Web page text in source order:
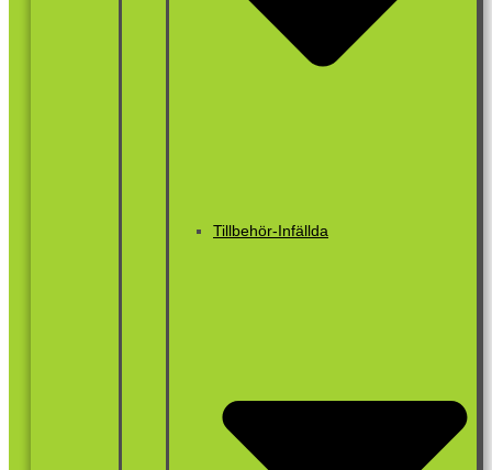
Tillbehör-Infällda